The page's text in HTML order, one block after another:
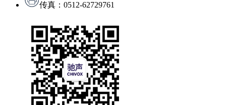
传真：0512-62729761